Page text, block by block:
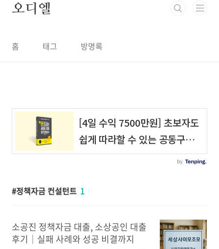
오디엘
홈 태그 방명록
정책자금 컨설턴트 1
소공진 정책자금 대출, 소상공인 대출
후기｜실패 사례와 성공 비결까지